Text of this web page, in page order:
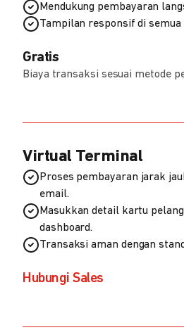
Mendukung pembayaran
Tampilan responsif di semua
Gratis
Biaya transaksi sesuai metode
Virtual Terminal
Proses pembayaran jarak
email.
Masukkan detail kartu
dashboard.
Transaksi aman dengan
Hubungi Sales